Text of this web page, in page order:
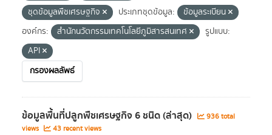
ชุดข้อมูลพืชเศรษฐกิจ
ประเภทชุดข้อมูล:
ข้อมูลระเบียน
องค์กร:
สำนักนวัตกรรมเทคโนโลยีภูมิสารสนเทศ
รูปแบบ:
API
กรองผลลัพธ์
ข้อมูลพื้นที่ปลูกพืชเศรษฐกิจ 6 ชนิด (ล่าสุด)
936 total
views
43 recent views